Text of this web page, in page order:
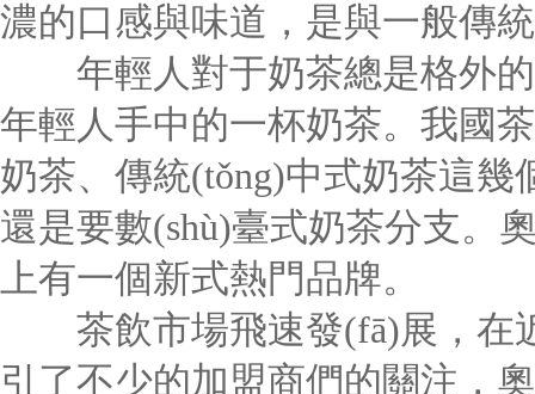
濃的口感與味道，是與一般傳
年輕人對于奶茶總是格外的
年輕人手中的一杯奶茶。我國
奶茶、傳統(tǒng)中式奶茶這幾
還是要數(shù)臺式奶茶分支。
上有一個新式熱門品牌。
茶飲市場飛速發(fā)展，在
引了不少的加盟商們的關注，